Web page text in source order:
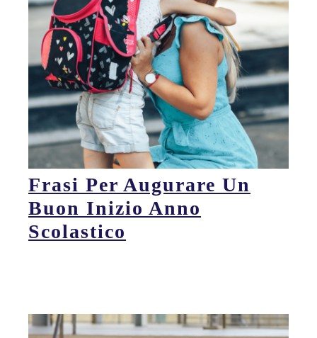
Frasi Per Augurare Un
Buon Inizio Anno
Scolastico